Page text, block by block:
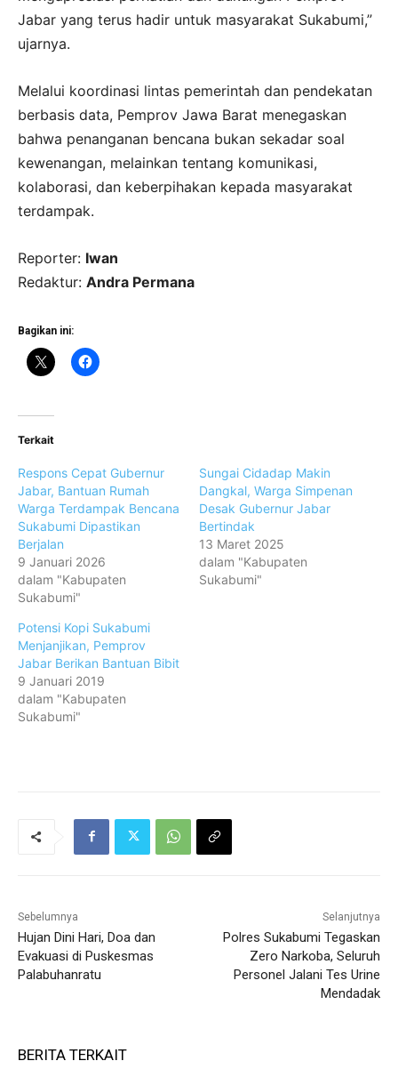
Jabar yang terus hadir untuk masyarakat Sukabumi,”
ujarnya.
Melalui koordinasi lintas pemerintah dan pendekatan
berbasis data, Pemprov Jawa Barat menegaskan
bahwa penanganan bencana bukan sekadar soal
kewenangan, melainkan tentang komunikasi,
kolaborasi, dan keberpihakan kepada masyarakat
terdampak.
Reporter: Iwan
Redaktur: Andra Permana
Bagikan ini:
Terkait
Respons Cepat Gubernur
Jabar, Bantuan Rumah
Warga Terdampak Bencana
Sukabumi Dipastikan
Berjalan
9 Januari 2026
dalam "Kabupaten
Sukabumi"
Sungai Cidadap Makin
Dangkal, Warga Simpenan
Desak Gubernur Jabar
Bertindak
13 Maret 2025
dalam "Kabupaten
Sukabumi"
Potensi Kopi Sukabumi
Menjanjikan, Pemprov
Jabar Berikan Bantuan Bibit
9 Januari 2019
dalam "Kabupaten
Sukabumi"
Sebelumnya
Hujan Dini Hari, Doa dan
Evakuasi di Puskesmas
Palabuhanratu
Selanjutnya
Polres Sukabumi Tegaskan
Zero Narkoba, Seluruh
Personel Jalani Tes Urine
Mendadak
BERITA TERKAIT